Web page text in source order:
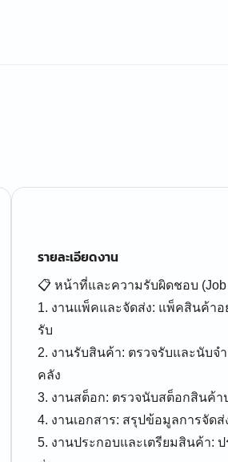
รายละเอียดงาน
📋 หน้าที่และความรับผิดชอบ (Job
1. งานแพ็คและจัดส่ง: แพ็คสินค้า
รับ
2. งานรับสินค้า: ตรวจรับและนับจ
คลัง
3. งานสต็อก: ตรวจนับสต็อกสินค้า
4. งานเอกสาร: สรุปข้อมูลการจัด
5. งานประกอบและเตรียมสินค้า: